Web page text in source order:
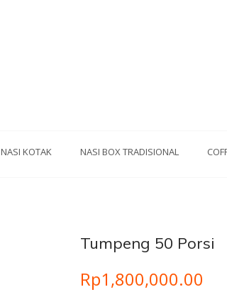
NASI KOTAK NASI BOX TRADISIONAL
Tumpeng 50 Porsi
Rp1,800,000.00